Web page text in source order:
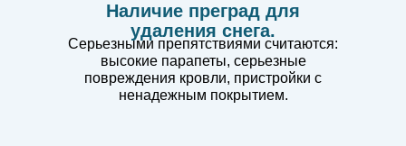
Наличие преград для
удаления снега.
Серьезными препятствиями считаются:
высокие парапеты, серьезные
повреждения кровли, пристройки с
ненадежным покрытием.